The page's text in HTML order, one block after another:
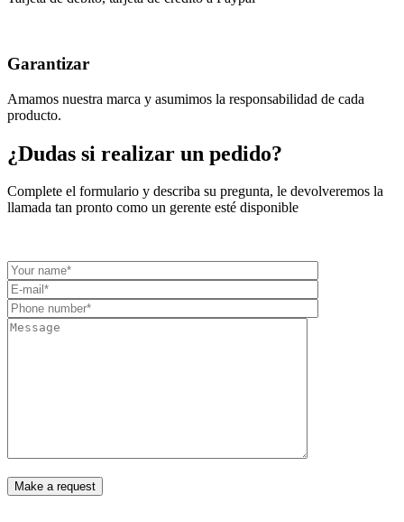
Garantizar
Amamos nuestra marca y asumimos la responsabilidad de cada
producto.
¿Dudas si realizar un pedido?
Complete el formulario y describa su pregunta, le devolveremos la
llamada tan pronto como un gerente esté disponible